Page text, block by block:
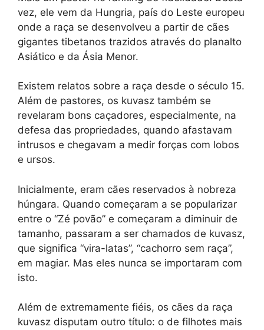
vez, ele vem da Hungria, país do Leste europeu
onde a raça se desenvolveu a partir de cães
gigantes tibetanos trazidos através do planalto
Asiático e da Ásia Menor.
Existem relatos sobre a raça desde o século 15.
Além de pastores, os kuvasz também se
revelaram bons caçadores, especialmente, na
defesa das propriedades, quando afastavam
intrusos e chegavam a medir forças com lobos
e ursos.
Inicialmente, eram cães reservados à nobreza
húngara. Quando começaram a se popularizar
entre o “Zé povão” e começaram a diminuir de
tamanho, passaram a ser chamados de kuvasz,
que significa “vira-latas”, “cachorro sem raça”,
em magiar. Mas eles nunca se importaram com
isto.
Além de extremamente fiéis, os cães da raça
kuvasz disputam outro título: o de filhotes mais